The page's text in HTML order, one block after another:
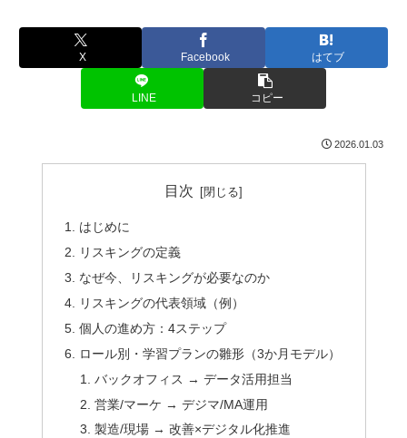
X Facebook はてブ
LINE コピー
2026.01.03
目次
はじめに
リスキングの定義
なぜ今、リスキングが必要なのか
リスキングの代表領域（例）
個人の進め方：4ステップ
ロール別・学習プランの雛形（3か月モデル）
バックオフィス → データ活用担当
営業/マーケ → デジマ/MA運用
製造/現場 → 改善×デジタル化推進